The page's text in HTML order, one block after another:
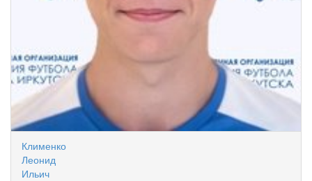
Клименко
Леонид
Ильич